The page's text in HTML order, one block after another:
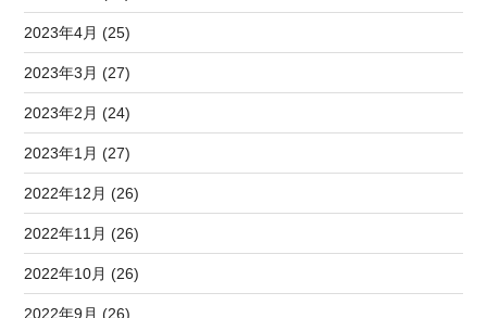
2023年4月 (25)
2023年3月 (27)
2023年2月 (24)
2023年1月 (27)
2022年12月 (26)
2022年11月 (26)
2022年10月 (26)
2022年9月 (26)